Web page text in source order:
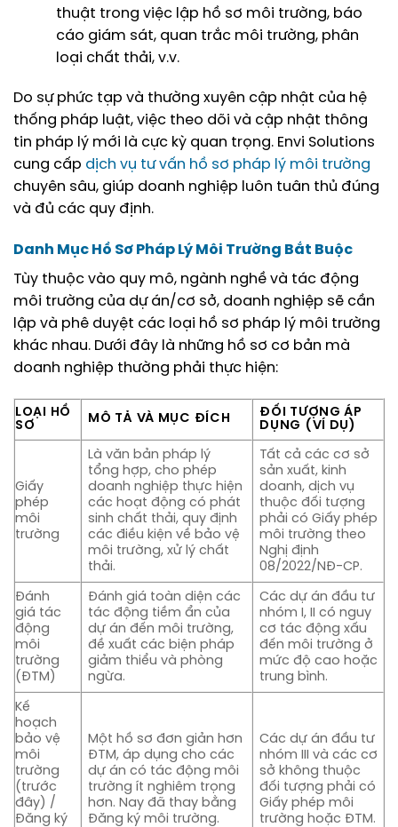
thuật trong việc lập hồ sơ môi trường, báo
cáo giám sát, quan trắc môi trường, phân
loại chất thải, v.v.
Do sự phức tạp và thường xuyên cập nhật của hệ
thống pháp luật, việc theo dõi và cập nhật thông
tin pháp lý mới là cực kỳ quan trọng. Envi Solutions
cung cấp dịch vụ tư vấn hồ sơ pháp lý môi trường
chuyên sâu, giúp doanh nghiệp luôn tuân thủ đúng
và đủ các quy định.
Danh Mục Hồ Sơ Pháp Lý Môi Trường Bắt Buộc
Tùy thuộc vào quy mô, ngành nghề và tác động
môi trường của dự án/cơ sở, doanh nghiệp sẽ cần
lập và phê duyệt các loại hồ sơ pháp lý môi trường
khác nhau. Dưới đây là những hồ sơ cơ bản mà
doanh nghiệp thường phải thực hiện:
LOẠI HỒ
SƠ
MÔ TẢ VÀ MỤC ĐÍCH
ĐỐI TƯỢNG ÁP
DỤNG (VÍ DỤ)
Giấy
phép
môi
trường
Là văn bản pháp lý
tổng hợp, cho phép
doanh nghiệp thực hiện
các hoạt động có phát
sinh chất thải, quy định
các điều kiện về bảo vệ
môi trường, xử lý chất
thải.
Tất cả các cơ sở
sản xuất, kinh
doanh, dịch vụ
thuộc đối tượng
phải có Giấy phép
môi trường theo
Nghị định
08/2022/NĐ-CP.
Đánh
giá tác
động
môi
trường
(ĐTM)
Đánh giá toàn diện các
tác động tiềm ẩn của
dự án đến môi trường,
đề xuất các biện pháp
giảm thiểu và phòng
ngừa.
Các dự án đầu tư
nhóm I, II có nguy
cơ tác động xấu
đến môi trường ở
mức độ cao hoặc
trung bình.
Kế
hoạch
bảo vệ
môi
trường
(trước
đây) /
Đăng ký
Một hồ sơ đơn giản hơn
ĐTM, áp dụng cho các
dự án có tác động môi
trường ít nghiêm trọng
hơn. Nay đã thay bằng
Đăng ký môi trường.
Các dự án đầu tư
nhóm III và các cơ
sở không thuộc
đối tượng phải có
Giấy phép môi
trường hoặc ĐTM.